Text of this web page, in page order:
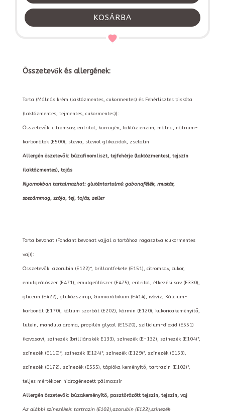
KOSÁRBA
Összetevők és allergének:
Torta (Málnás krém (laktózmentes, cukormentes) és Fehérlisztes piskóta
(laktózmentes, tejmentes, cukormentes)):
Összetevők: citromsav, eritritol, karragén, laktáz enzim, málna, nátrium-
karbonátok (E500), stevia, steviol glikozidok, zselatin
Allergén öszetevők: búzafinomliszt, tejfehérje (laktózmentes), tejszín
(laktózmentes), tojás
Nyomokban tartalmazhat: gluténtartalmú gabonafélék, mustár,
szezámmag, szója, tej, tojás, zeller
Torta bevonat (Fondant bevonat vajjal a tortához ragasztva (cukormentes
vaj)):
Összetevők: azorubin (E122)*, brillantfekete (E151), citromsav, cukor,
emulgeálószer (E471), emulgeálószer (E475), eritritol, étkezési sav (E330),
glicerin (E422), glükózszirup, Gumiarábikum (E414), ivóvíz, Kálcium-
karbonát (E170), kálium szorbát (E202), kármin (E120), kukoricakeményítő,
lutein, mandula aroma, propilén glycol (E1520), szilícium-dioxid (E551)
(kovasav), színezék (brilliánskék E133), színezék (E-132), színezék (E104)*,
színezék (E110)*, színezék (E124)*, színezék (E129)*, színezék (E153),
színezék (E172), színezék (E555), tápióka keményítő, tartrazin (E102)*,
teljes mértékben hidrogénezett pálmazsír
Allergén öszetevők: búzakeményítő, pasztőrözött tejszín, tejszín, vaj
Az alábbi színezékek: tartrazin (E102),azorubin (E122),színezék